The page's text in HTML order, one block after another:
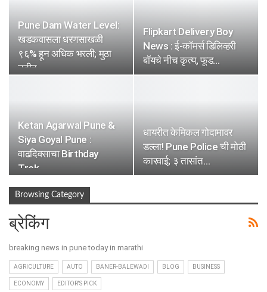
Pune Dam Water Level:
खडकवासला धरणसाखळी
९६% हून अधिक भरली; मुठा
नदीत…
Flipkart Delivery Boy
News : ई-कॉमर्स डिलिव्हरी
बॉयचे नीच कृत्य, फूड…
Ketan Agarwal Pune &
Siya Goyal Pune :
वाढदिवसाचा Birthday
Trek…
धायरीत केमिकल गोदामावर
डल्ला! Pune Police ची मोठी
कारवाई; ३ तासांत…
Browsing Category
ब्रेकिंग
breaking news in pune today in marathi
AGRICULTURE AUTO BANER-BALEWADI BLOG BUSINESS
ECONOMY EDITOR'S PICK